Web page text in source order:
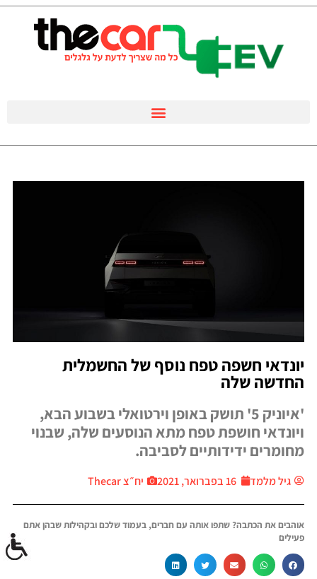
יונדאי חשפה טפח נוסף של החשמלית
החדשה שלה
'איוניק 5' תושק באופן וירטואלי בשבוע הבא,
ויונדאי חושפת טפח מתא הנוסעים שלה, שבנוי
מחומרים ידידותיים לסביבה.
גיל מלמד 16 בפברואר, 2021 יח״צ Thecar
אוהבים את הכתבה? שתפו אותה עם חברים, בעמוד שלכם ובקהילות שבהן אתם
פעילים